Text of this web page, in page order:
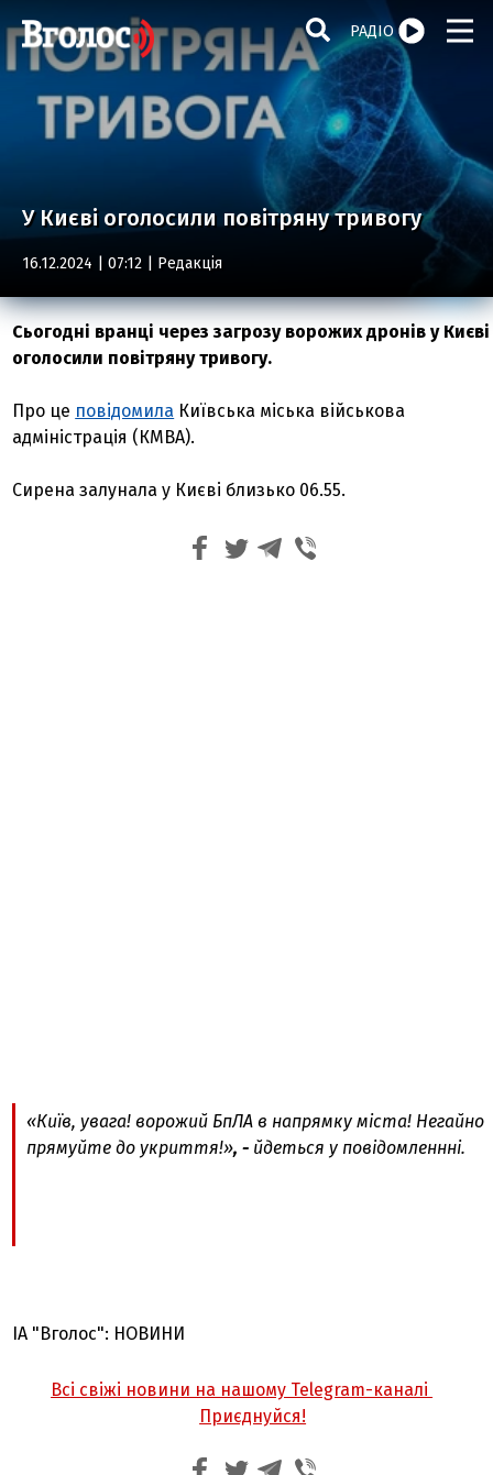
РАДІО
У Києві оголосили повітряну тривогу
16.12.2024 | 07:12 | Редакція
Сьогодні вранці через загрозу ворожих дронів у Києві
оголосили повітряну тривогу.
Про це повідомила Київська міська військова
адміністрація (КМВА).
Сирена залунала у Києві близько 06.55.
«Київ, увага! ворожий БпЛА в напрямку міста! Негайно
прямуйте до укриття!», - йдеться у повідомленнні.
ІА "Вголос": НОВИНИ
Всі свіжі новини на нашому Telegram-каналі
Приєднуйся!